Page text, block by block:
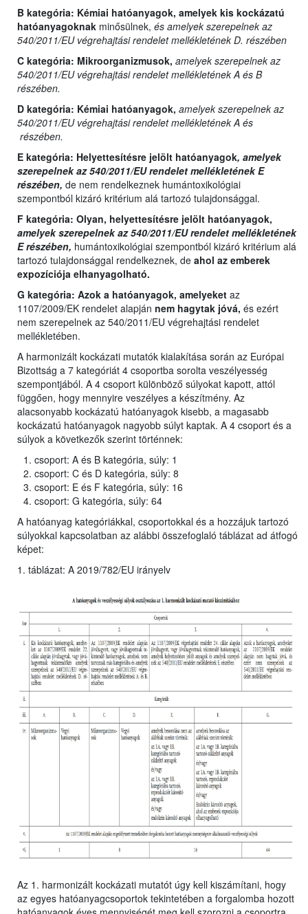
B kategória: Kémiai hatóanyagok, amelyek kis kockázatú
hatóanyagoknak minősülnek, és amelyek szerepelnek az
540/2011/EU végrehajtási rendelet mellékletének D. részében
C kategória: Mikroorganizmusok, amelyek szerepelnek az
540/2011/EU végrehajtási rendelet mellékletének A és B
részében.
D kategória: Kémiai hatóanyagok, amelyek szerepelnek az
540/2011/EU végrehajtási rendelet mellékletének A és
részében.
E kategória: Helyettesítésre jelölt hatóanyagok, amelyek
szerepelnek az 540/2011/EU rendelet mellékletének E
részében, de nem rendelkeznek humántoxikológiai
szempontból kizáró kritérium alá tartozó tulajdonsággal.
F kategória: Olyan, helyettesítésre jelölt hatóanyagok,
amelyek szerepelnek az 540/2011/EU rendelet mellékletének
E részében, humántoxikológiai szempontból kizáró kritérium alá
tartozó tulajdonsággal rendelkeznek, de ahol az emberek
expozíciója elhanyagolható.
G kategória: Azok a hatóanyagok, amelyeket az
1107/2009/EK rendelet alapján nem hagytak jóvá, és ezért
nem szerepelnek az 540/2011/EU végrehajtási rendelet
mellékletében.
A harmonizált kockázati mutatók kialakítása során az Európai
Bizottság a 7 kategóriát 4 csoportba sorolta veszélyesség
szempontjából. A 4 csoport különböző súlyokat kapott, attól
függően, hogy mennyire veszélyes a készítmény. Az
alacsonyabb kockázatú hatóanyagok kisebb, a magasabb
kockázatú hatóanyagok nagyobb súlyt kaptak. A 4 csoport és a
súlyok a következők szerint történnek:
csoport: A és B kategória, súly: 1
csoport: C és D kategória, súly: 8
csoport: E és F kategória, súly: 16
csoport: G kategória, súly: 64
A hatóanyag kategóriákkal, csoportokkal és a hozzájuk tartozó
súlyokkal kapcsolatban az alábbi összefoglaló táblázat ad átfogó
képet:
1. táblázat: A 2019/782/EU irányelv
Az 1. harmonizált kockázati mutatót úgy kell kiszámítani, hogy
az egyes hatóanyagcsoportok tekintetében a forgalomba hozott